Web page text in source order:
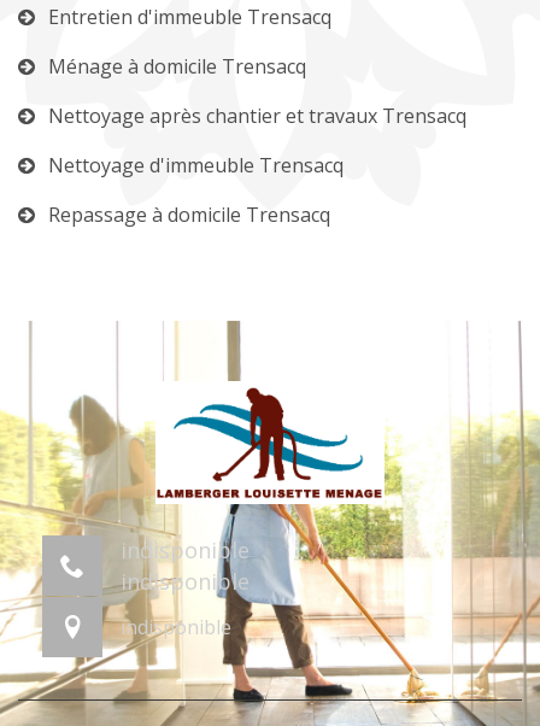
Entretien d'immeuble Trensacq
Ménage à domicile Trensacq
Nettoyage après chantier et travaux Trensacq
Nettoyage d'immeuble Trensacq
Repassage à domicile Trensacq
indisponible
indisponible
indisponible